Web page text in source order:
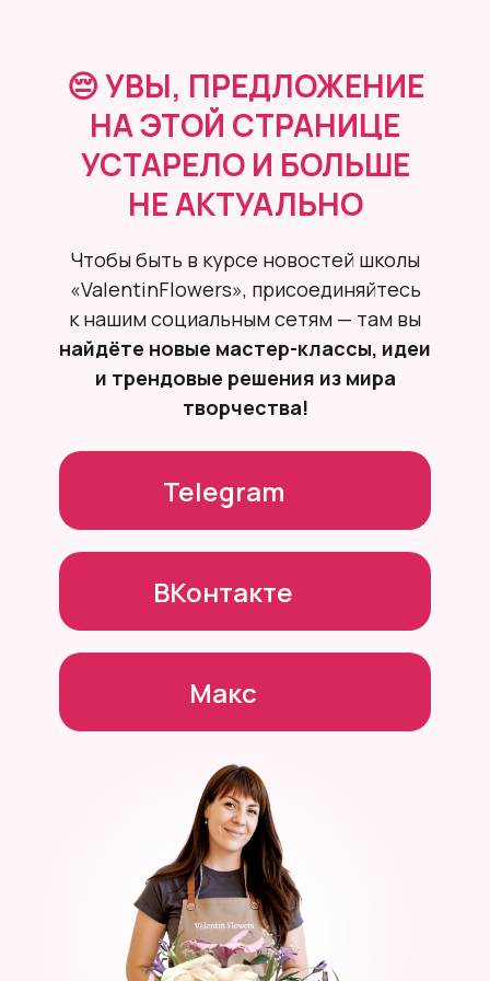
Чтобы быть в курсе новостей школы
«ValentinFlowers», присоединяйтесь
к нашим социальным сетям — там вы
найдёте новые мастер-классы, идеи
и трендовые решения из мира
творчества!
😔 УВЫ, ПРЕДЛОЖЕНИЕ
НА ЭТОЙ СТРАНИЦЕ
УСТАРЕЛО И БОЛЬШЕ
НЕ АКТУАЛЬНО
Макс
ВКонтакте
Telegram